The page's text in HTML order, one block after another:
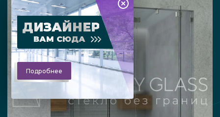
ДИЗАЙНЕР
ВАМ СЮДА
Подробнее